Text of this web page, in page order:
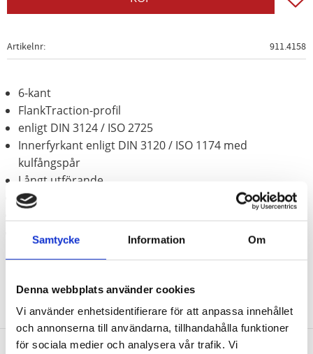
Samtycke Information Om
Denna webbplats använder cookies
Vi använder enhetsidentifierare för att anpassa innehållet
och annonserna till användarna, tillhandahålla funktioner
för sociala medier och analysera vår trafik. Vi
Artikelnr 911.4158
6-kant
FlankTraction-profil
enligt DIN 3124 / ISO 2725
Innerfyrkant enligt DIN 3120 / ISO 1174 med
kulfångspår
Långt utförande
för manuell hantering
Krom vanadium